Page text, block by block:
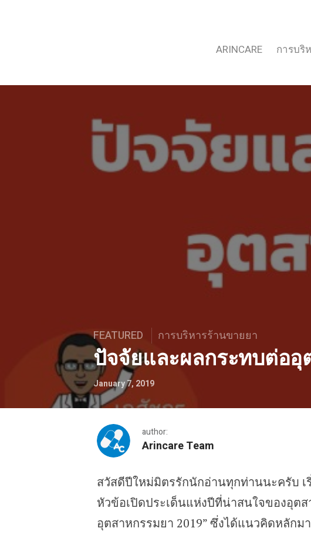
ARINCARE การบริ
FEATURED การบริหารร้านขายยา
ปัจจัยและผลกระทบต่ออุ
January 7, 2019
author:
Arincare Team
ปัจจัยและผลกระทบต่ออุตสาหกรร
สวัสดีปีใหม่มิตรรักนักอ่านทุกท่านนะครับ
หัวข้อเปิดประเด็นแห่งปีที่น่าสนใจของอุต
อุตสาหกรรมยา 2019” ซึ่งได้แนวคิดหลัก